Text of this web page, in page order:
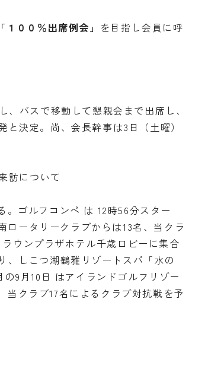
「１００％出席例会」 を目指し会員に呼
バスで移動して懇親会まで出席し、
決定。尚、会長幹事は3日（土曜）
訪について
。ゴルフコンペ は 12時56分スター
ロータリークラブからは13名、当クラ
ウンプラザホテル千歳ロビーに集合
、しこつ湖鶴雅リゾートスパ「水の
9月10日 はアイランドゴルフリゾー
当クラブ17名によるクラブ対抗戦を予